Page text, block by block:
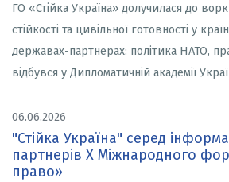
ГО «Стійка Україна» долучилася до
стійкості та цивільної готовності у
державах-партнерах: політика НАТО,
відбувся у Дипломатичній академії
06.06.2026
"Стійка Україна" серед
партнерів X Міжнародного
право»